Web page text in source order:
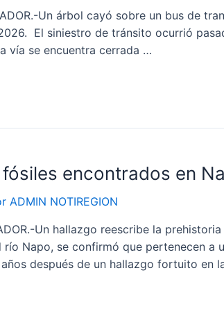
Un árbol cayó sobre un bus de
El siniestro de tránsito ocurrió
vía se encuentra cerrada …
encontrados en
ADMIN NOTIREGION
Un hallazgo reescribe la
río Napo, se confirmó que pertenecen a
después de un hallazgo fortuito en